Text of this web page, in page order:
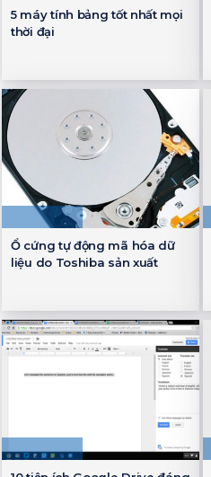
5 máy tính bảng tốt nhất mọi
thời đại
Ổ cứng tự động mã hóa dữ
liệu do Toshiba sản xuất